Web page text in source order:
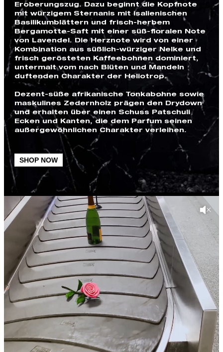
Eroberungszug. Dazu beginnt die Kopfnote
mit würzigem Sternanis mit isalienischen
Basilikumblättern und frisch-herbem
Bergamotte-Saft mit einer süß-floralen Note
von Lavendel. Die Herznote wird von einer
Kombination aus süßlich-würziger Nelke und
frisch gerösteten Kaffeebohnen dominiert,
untermalt vom nach Blüten und Mandeln
duftenden Charakter der Heliotrop.
Dezent-süße afrikanische Tonkabohne sowie
maskulines Zedernholz prägen den Drydown
und erhalten über einen Schuss Patschuli
Ecken und Kanten, die dem Parfum seinen
außergewöhnlichen Charakter verleihen.
SHOP NOW